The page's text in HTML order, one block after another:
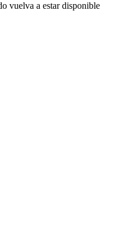
vuelva a estar disponible